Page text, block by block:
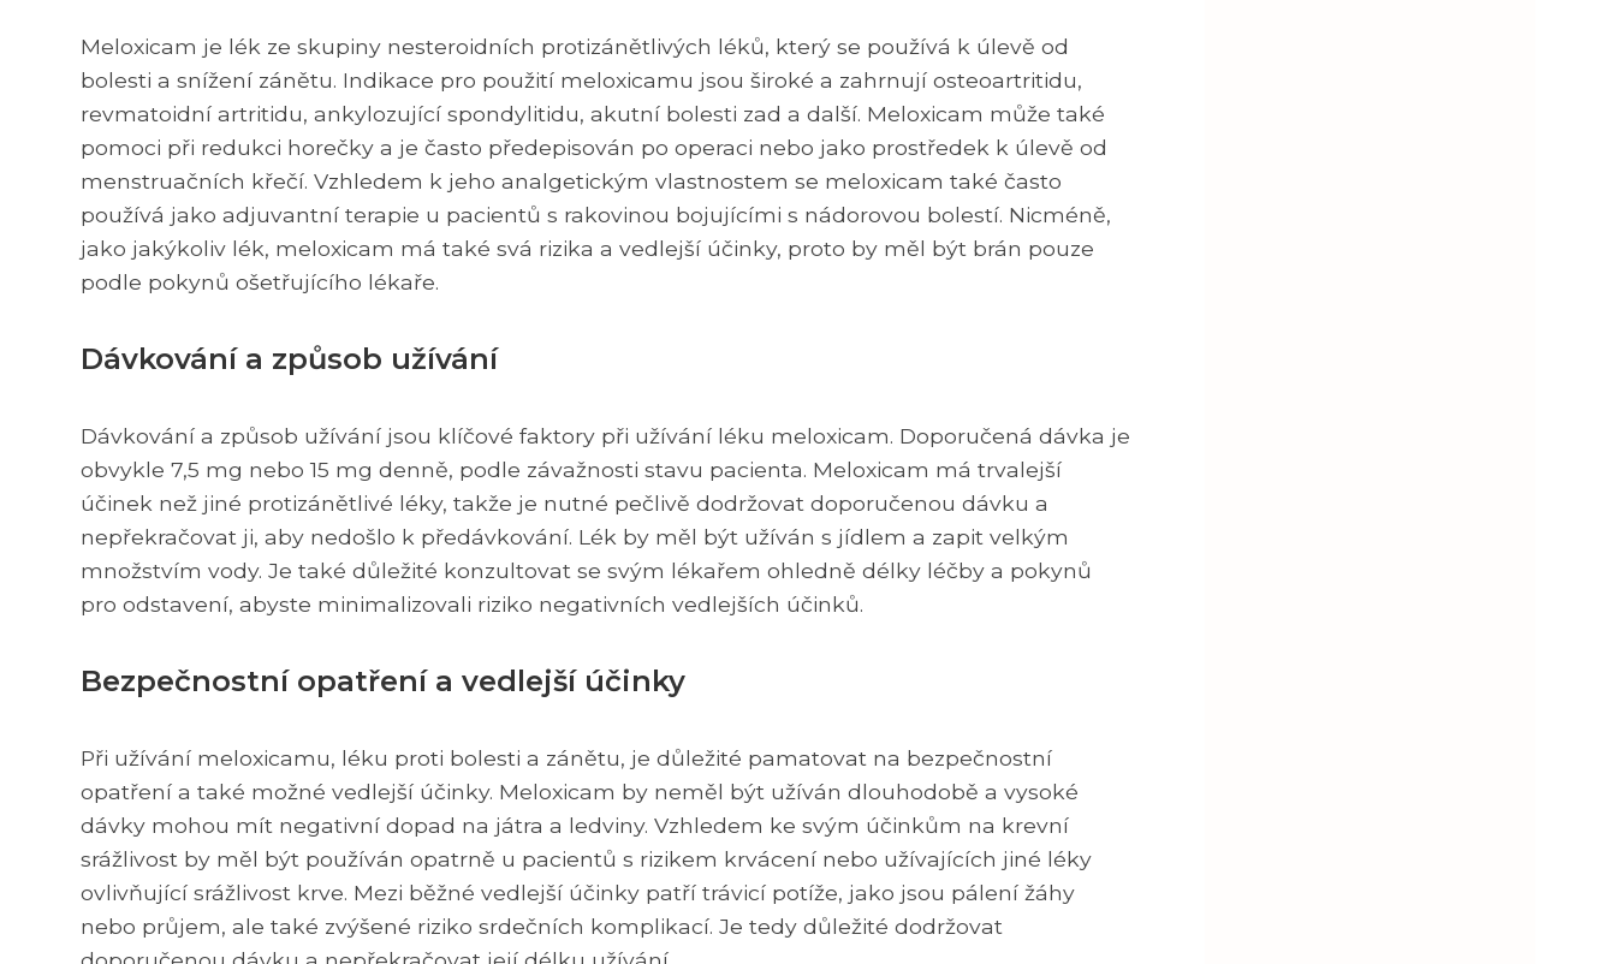
Meloxicam je lék ze skupiny nesteroidních protizánětlivých léků, který se používá k úlevě od
bolesti a snížení zánětu. Indikace pro použití meloxicamu jsou široké a zahrnují osteoartritidu,
revmatoidní artritidu, ankylozující spondylitidu, akutní bolesti zad a další. Meloxicam může také
pomoci při redukci horečky a je často předepisován po operaci nebo jako prostředek k úlevě od
menstruačních křečí. Vzhledem k jeho analgetickým vlastnostem se meloxicam také často
používá jako adjuvantní terapie u pacientů s rakovinou bojujícími s nádorovou bolestí. Nicméně,
jako jakýkoliv lék, meloxicam má také svá rizika a vedlejší účinky, proto by měl být brán pouze
podle pokynů ošetřujícího lékaře.
Dávkování a způsob užívání
Dávkování a způsob užívání jsou klíčové faktory při užívání léku meloxicam. Doporučená dávka je
obvykle 7,5 mg nebo 15 mg denně, podle závažnosti stavu pacienta. Meloxicam má trvalejší
účinek než jiné protizánětlivé léky, takže je nutné pečlivě dodržovat doporučenou dávku a
nepřekračovat ji, aby nedošlo k předávkování. Lék by měl být užíván s jídlem a zapit velkým
množstvím vody. Je také důležité konzultovat se svým lékařem ohledně délky léčby a pokynů
pro odstavení, abyste minimalizovali riziko negativních vedlejších účinků.
Bezpečnostní opatření a vedlejší účinky
Při užívání meloxicamu, léku proti bolesti a zánětu, je důležité pamatovat na bezpečnostní
opatření a také možné vedlejší účinky. Meloxicam by neměl být užíván dlouhodobě a vysoké
dávky mohou mít negativní dopad na játra a ledviny. Vzhledem ke svým účinkům na krevní
srážlivost by měl být používán opatrně u pacientů s rizikem krvácení nebo užívajících jiné léky
ovlivňující srážlivost krve. Mezi běžné vedlejší účinky patří trávicí potíže, jako jsou pálení žáhy
nebo průjem, ale také zvýšené riziko srdečních komplikací. Je tedy důležité dodržovat